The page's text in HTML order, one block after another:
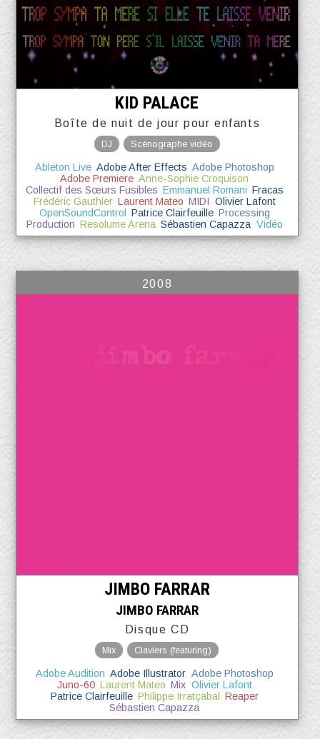
KID PALACE
Boîte de nuit de jour pour enfants
DJ Scénographe vidéo
Ableton Live Adobe After Effects Adobe Photoshop
Adobe Premiere Anne-Sophie Croquison
Collectif des Sœurs Fusibles Emmanuel Romani Fracas
Frédéric Gauthier Laurent Mateo MIDI Olivier Lafont
OpenSoundControl
Patrice Clairfeuille Processing
Production Resolume Arena Sébastien Capazza Vidéo
2008
JIMBO FARRAR
JIMBO FARRAR
Disque CD
Mix Claviers (featuring)
Adobe Audition Adobe Illustrator Adobe Photoshop
Juno-60 Laurent Mateo Mix Olivier Lafont
Patrice Clairfeuille Philippe Irratçabal Reaper
Sébastien Capazza